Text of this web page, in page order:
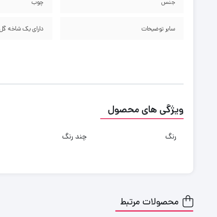
جنس چوب
سایر توضیحات دارای یک شاخه
ویژگی های محصول
رنگ چند رنگ
محصولات مرتبط